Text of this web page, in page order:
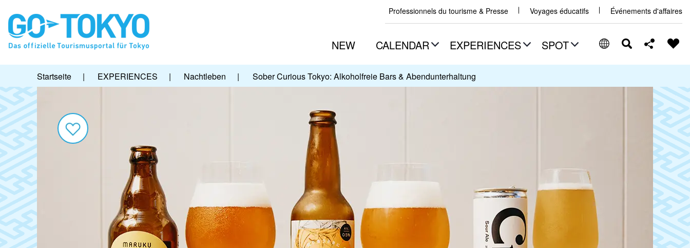
Professionnels du tourisme & Presse Voyages éducatifs Événements d'affaires
NEW CALENDAR EXPERIENCES SPOT
Startseite | EXPERIENCES | Nachtleben | Sober Curious Tokyo: Alkoholfreie Bars & Abendunterhaltung